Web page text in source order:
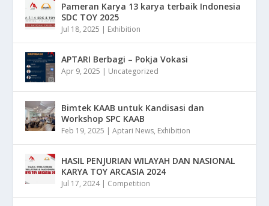
Pameran Karya 13 karya terbaik Indonesia
SDC TOY 2025
Jul 18, 2025 | Exhibition
APTARI Berbagi – Pokja Vokasi
Apr 9, 2025 | Uncategorized
Bimtek KAAB untuk Kandisasi dan
Workshop SPC KAAB
Feb 19, 2025 |Aptari News, Exhibition
HASIL PENJURIAN WILAYAH DAN NASIONAL
KARYA TOY ARCASIA 2024
Jul 17, 2024| Competition